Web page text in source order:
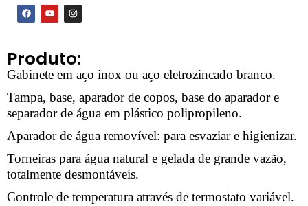
Produto:
Gabinete em aço inox ou aço eletrozincado branco.
Tampa, base, aparador de copos, base do aparador e
separador de água em plástico polipropileno.
Aparador de água removível: para esvaziar e higienizar.
Torneiras para água natural e gelada de grande vazão,
totalmente desmontáveis.
Controle de temperatura através de termostato variável.